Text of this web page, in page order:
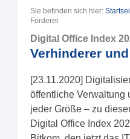
Sie befinden sich hier:
Förderer
Digital Office Index
Verhinderer
[23.11.2020]
öffentliche Verwaltung
jeder Größe – zu
Digital Office Index